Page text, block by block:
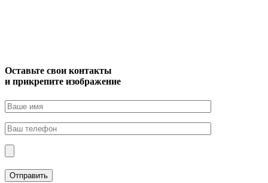
Оставьте свои контакты
и прикрепите изображение